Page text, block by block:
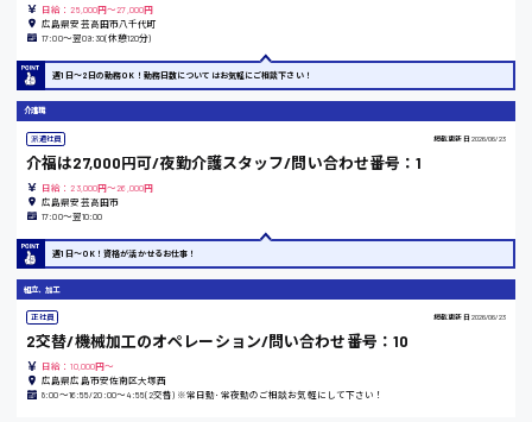
大竹市
三次市
三原市
日給制すべて
月給制すべて
日給：25,000円～27,000円
広島県安芸高田市八千代町
17:00〜翌09:30(休憩120分)
週1日〜2日の勤務OK！勤務日数についてはお気軽にご相談下さい！
介護職
派遣社員 掲載更新日 2026/06/23
介福は27,000円可/夜勤介護スタッフ/問い合わせ番号：1
日給：23,000円～26,000円
広島県安芸高田市
17:00〜翌10:00
週1日〜OK！資格が活かせるお仕事！
組立、加工
正社員 掲載更新日 2026/06/23
2交替/機械加工のオペレーション/問い合わせ番号：10
日給：10,000円～
広島県広島市安佐南区大塚西
8:00〜16:55/20:00〜4:55(2交替) ※常日勤･常夜勤のご相談お気軽にして下さい！